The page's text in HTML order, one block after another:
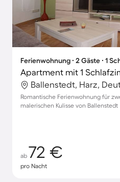
Ferienwohnung ∙ 2 Gäste ∙ 1
Apartment mit 1
Ballenstedt, Harz,
Romantische Ferienwohnung für
malerischen Kulisse von Ballenstedt
ab 72 €
pro Nacht